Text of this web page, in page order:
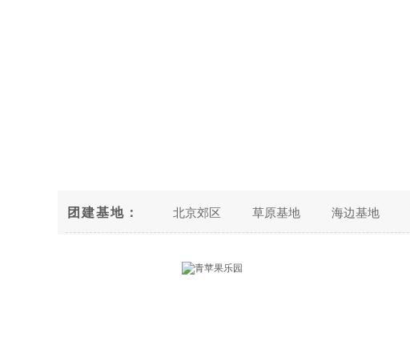
团建基地： 北京郊区 草原基地 海边基地